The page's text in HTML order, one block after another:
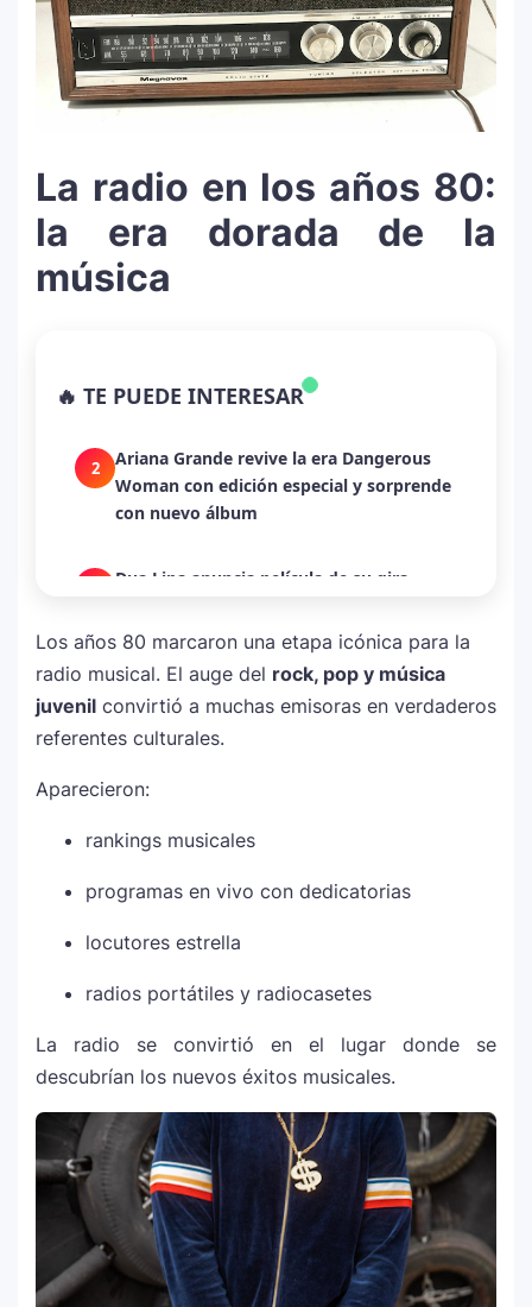
La radio en los años 80:
la era dorada de la
música
🔥 TE PUEDE INTERESAR
despecho en un himno para Puerto Rico
2
Ariana Grande revive la era Dangerous
Woman con edición especial y sorprende
con nuevo álbum
Dua Lipa anuncia película de su gira
humanitaria junto a UNICEF
4
Michael Jackson y la canción perdida
sobre Palestina que vuelve a generar
debate en redes
Requiem”: una versión oscura y
era musical
álbum urbano más esperado con DJ
¿Cristian Castro terminó con Victoria
Kühne? El cantante aclara su situación
amorosa y confiesa que “no le gusta
estar solo”
8
Bad Bunny causa revuelo en México
antes de iniciar su gira “DeBÍ TiRAR MáS
FOToS World Tour”
Los años 80 marcaron una etapa icónica para la
radio musical. El auge del rock, pop y música
juvenil convirtió a muchas emisoras en verdaderos
referentes culturales.
Aparecieron:
rankings musicales
programas en vivo con dedicatorias
locutores estrella
radios portátiles y radiocasetes
La radio se convirtió en el lugar donde se
descubrían los nuevos éxitos musicales.